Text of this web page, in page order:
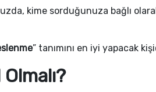
kime sorduğunuza bağlı
” tanımını en iyi yapacak